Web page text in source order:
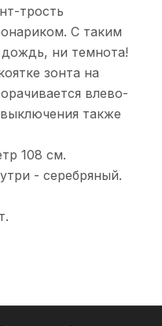
трость
С таким
ни темнота!
зонта на
влево-
также
108 см.
- серебряный.